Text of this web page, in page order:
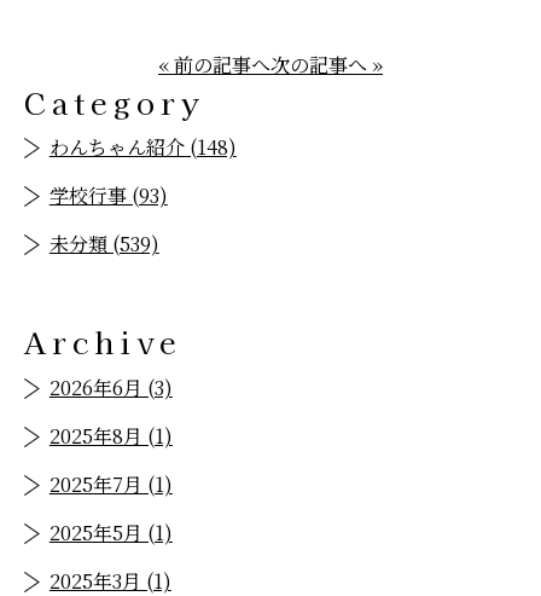
« 前の記事へ次の記事へ »
Category
わんちゃん紹介 (148)
学校行事 (93)
未分類 (539)
Archive
2026年6月 (3)
2025年8月 (1)
2025年7月 (1)
2025年5月 (1)
2025年3月 (1)